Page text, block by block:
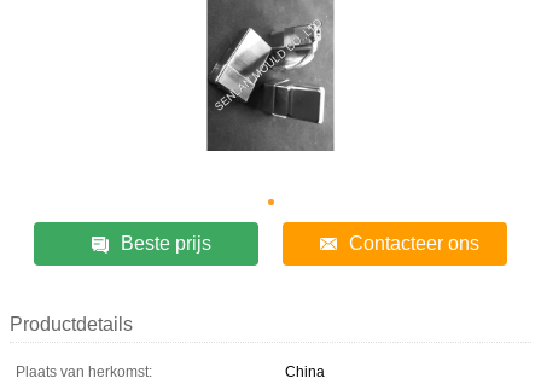
Beste prijs Contacteer ons
Productdetails
Plaats van herkomst:
China